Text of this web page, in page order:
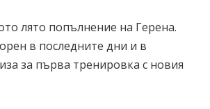
лято попълнение на Герена.
в последните дни и в
за първа тренировка с новия